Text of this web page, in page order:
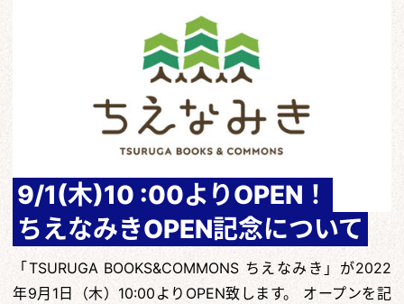
9/1(木)10 :00よりOPEN！
ちえなみきOPEN記念について
「TSURUGA BOOKS&COMMONS ちえなみき」が2022
年9月1日（木）10:00よりOPEN致します。 オープンを記